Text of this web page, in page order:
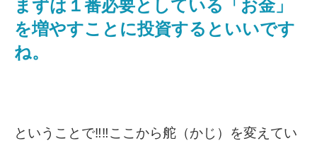
まずは１番必要としている「お金」
を増やすことに投資するといいです
ね。
ということで‼️‼️ここから舵（かじ）を変えてい